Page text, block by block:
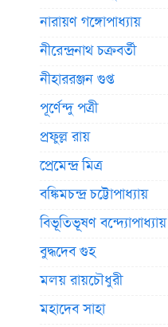
নারায়ণ গঙ্গোপাধ্যায়
নীরেন্দ্রনাথ চক্রবর্তী
নীহাররঞ্জন গুপ্ত
পূর্ণেন্দু পত্রী
প্রফুল্ল রায়
প্রেমেন্দ্র মিত্র
বঙ্কিমচন্দ্র চট্টোপাধ্যায়
বিভূতিভূষণ বন্দ্যোপাধ্যায়
বুদ্ধদেব গুহ
মলয় রায়চৌধুরী
মহাদেব সাহা